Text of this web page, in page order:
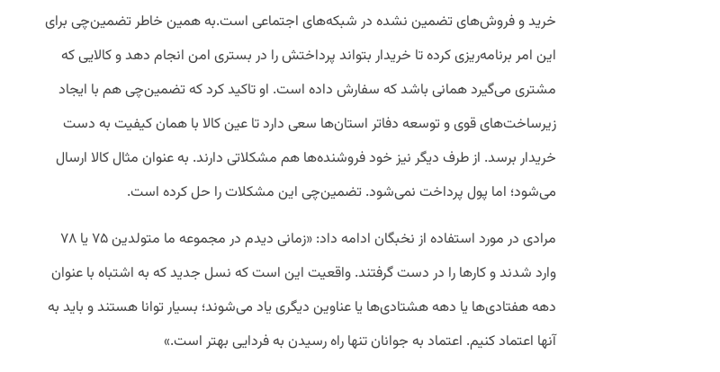
خرید و فروش‌های تضمین نشده در شبکه‌های اجتماعی است.به همین خاطر تضمین‌چی برای
این امر برنامه‌ریزی کرده تا خریدار بتواند پرداختش را در بستری امن انجام دهد و کالایی که
مشتری می‌گیرد همانی باشد که سفارش داده است. او تاکید کرد که تضمین‌چی هم با ایجاد
زیرساخت‌های قوی و توسعه دفاتر استان‌ها سعی دارد تا عین کالا با همان کیفیت به دست
خریدار برسد. از طرف دیگر نیز خود فروشنده‌ها هم مشکلاتی دارند. به عنوان مثال کالا ارسال
می‌شود؛ اما پول پرداخت نمی‌شود. تضمین‌چی این مشکلات را حل کرده‌ است.
مرادی در مورد استفاده از نخبگان ادامه داد: «زمانی دیدم در مجموعه ما متولدین ۷۵ یا ۷۸
وارد شدند و کارها را در دست گرفتند. واقعیت این است که نسل جدید که به اشتباه با عنوان
دهه هفتادی‌ها یا دهه هشتادی‌ها یا عناوین دیگری یاد می‌شوند؛ بسیار توانا هستند و باید به
آنها اعتماد کنیم. اعتماد به جوانان تنها راه رسیدن به فردایی بهتر است.»